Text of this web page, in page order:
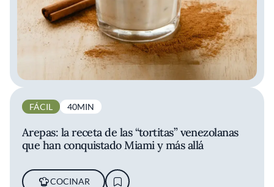
FÁCIL 40MIN
Arepas: la receta de las “tortitas” venezolanas
que han conquistado Miami y más allá
COCINAR